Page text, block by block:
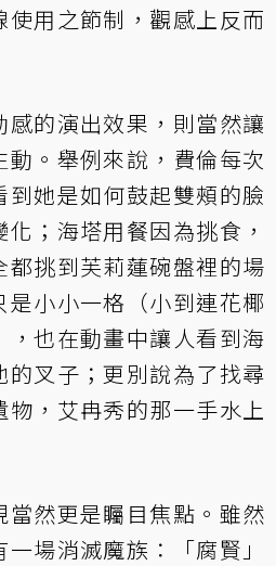
用之節制，觀感上反而
的演出效果，則當然讓
。舉例來說，費倫每次
到她是如何鼓起雙頰的臉
；海塔用餐因為挑食，
都挑到芙莉蓮碗盤裡的場
小小一格（小到連花椰
，也在動畫中讓人看到海
的叉子；更別說為了找尋
，艾冉秀的那一手水上
當然更是矚目焦點。雖然
場消滅魔族：「腐賢」